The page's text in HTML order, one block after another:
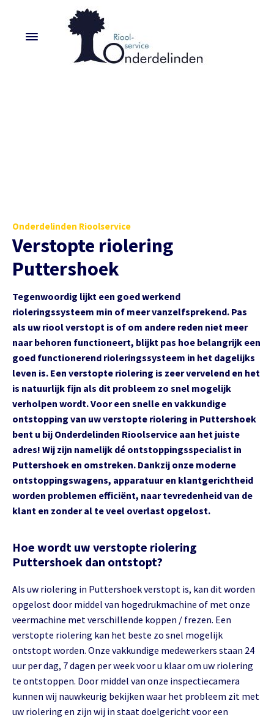
Onderdelinden Rioolservice
Verstopte riolering
Puttershoek
Tegenwoordig lijkt een goed werkend
rioleringssysteem min of meer vanzelfsprekend. Pas
als uw riool verstopt is of om andere reden niet meer
naar behoren functioneert, blijkt pas hoe belangrijk een
goed functionerend rioleringssysteem in het dagelijks
leven is. Een verstopte riolering is zeer vervelend en het
is natuurlijk fijn als dit probleem zo snel mogelijk
verholpen wordt. Voor een snelle en vakkundige
ontstopping van uw verstopte riolering in Puttershoek
bent u bij Onderdelinden Rioolservice aan het juiste
adres! Wij zijn namelijk dé ontstoppingsspecialist in
Puttershoek en omstreken. Dankzij onze moderne
ontstoppingswagens, apparatuur en klantgerichtheid
worden problemen efficiënt, naar tevredenheid van de
klant en zonder al te veel overlast opgelost.
Hoe wordt uw verstopte riolering
Puttershoek dan ontstopt?
Als uw riolering in Puttershoek verstopt is, kan dit worden
opgelost door middel van hogedrukmachine of met onze
veermachine met verschillende koppen / frezen. Een
verstopte riolering kan het beste zo snel mogelijk
ontstopt worden. Onze vakkundige medewerkers staan 24
uur per dag, 7 dagen per week voor u klaar om uw riolering
te ontstoppen. Door middel van onze inspectiecamera
kunnen wij nauwkeurig bekijken waar het probleem zit met
uw riolering en zijn wij in staat doelgericht voor een